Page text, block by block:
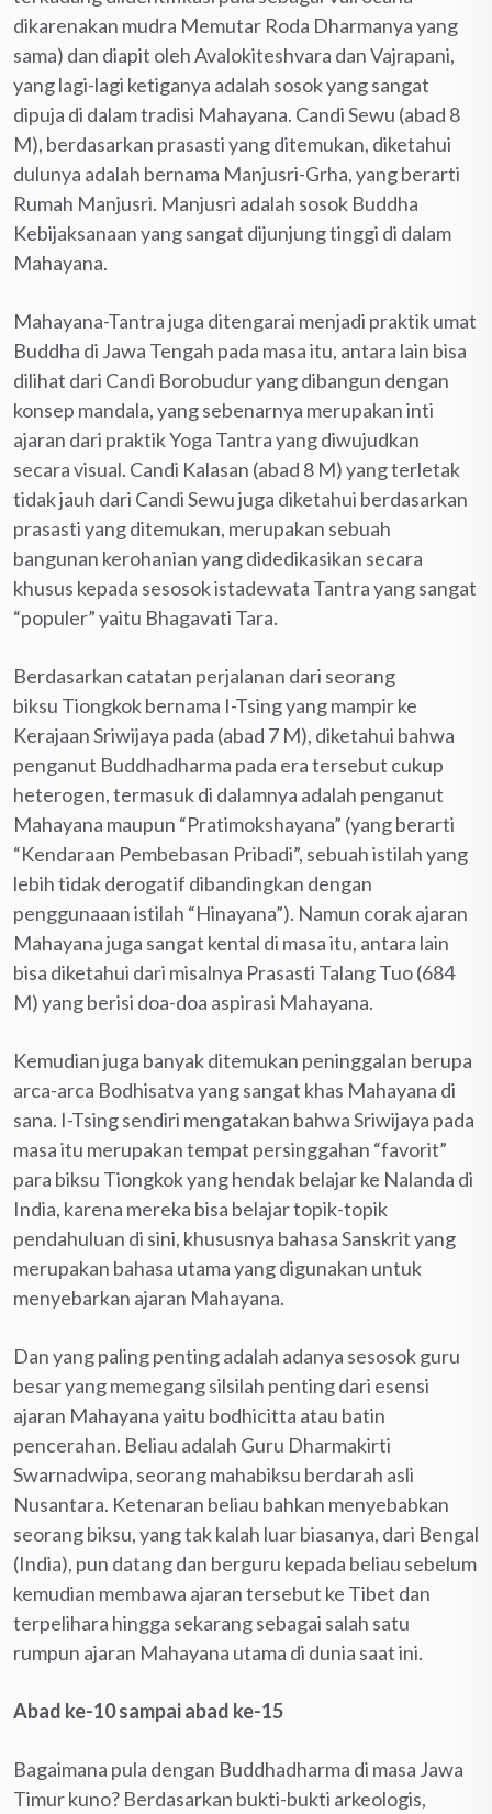
dikarenakan mudra Memutar Roda Dharmanya yang
sama) dan diapit oleh Avalokiteshvara dan Vajrapani,
yang lagi-lagi ketiganya adalah sosok yang sangat
dipuja di dalam tradisi Mahayana. Candi Sewu (abad 8
M), berdasarkan prasasti yang ditemukan, diketahui
dulunya adalah bernama Manjusri-Grha, yang berarti
Rumah Manjusri. Manjusri adalah sosok Buddha
Kebijaksanaan yang sangat dijunjung tinggi di dalam
Mahayana.
Mahayana-Tantra juga ditengarai menjadi praktik umat
Buddha di Jawa Tengah pada masa itu, antara lain bisa
dilihat dari Candi Borobudur yang dibangun dengan
konsep mandala, yang sebenarnya merupakan inti
ajaran dari praktik Yoga Tantra yang diwujudkan
secara visual. Candi Kalasan (abad 8 M) yang terletak
tidak jauh dari Candi Sewu juga diketahui berdasarkan
prasasti yang ditemukan, merupakan sebuah
bangunan kerohanian yang didedikasikan secara
khusus kepada sesosok istadewata Tantra yang sangat
“populer” yaitu Bhagavati Tara.
Berdasarkan catatan perjalanan dari seorang
biksu Tiongkok bernama I-Tsing yang mampir ke
Kerajaan Sriwijaya pada (abad 7 M), diketahui bahwa
penganut Buddhadharma pada era tersebut cukup
heterogen, termasuk di dalamnya adalah penganut
Mahayana maupun “Pratimokshayana” (yang berarti
“Kendaraan Pembebasan Pribadi”, sebuah istilah yang
lebih tidak derogatif dibandingkan dengan
penggunaaan istilah “Hinayana”). Namun corak ajaran
Mahayana juga sangat kental di masa itu, antara lain
bisa diketahui dari misalnya Prasasti Talang Tuo (684
M) yang berisi doa-doa aspirasi Mahayana.
Kemudian juga banyak ditemukan peninggalan berupa
arca-arca Bodhisatva yang sangat khas Mahayana di
sana. I-Tsing sendiri mengatakan bahwa Sriwijaya pada
masa itu merupakan tempat persinggahan “favorit”
para biksu Tiongkok yang hendak belajar ke Nalanda di
India, karena mereka bisa belajar topik-topik
pendahuluan di sini, khususnya bahasa Sanskrit yang
merupakan bahasa utama yang digunakan untuk
menyebarkan ajaran Mahayana.
Dan yang paling penting adalah adanya sesosok guru
besar yang memegang silsilah penting dari esensi
ajaran Mahayana yaitu bodhicitta atau batin
pencerahan. Beliau adalah Guru Dharmakirti
Swarnadwipa, seorang mahabiksu berdarah asli
Nusantara. Ketenaran beliau bahkan menyebabkan
seorang biksu, yang tak kalah luar biasanya, dari Bengal
(India), pun datang dan berguru kepada beliau sebelum
kemudian membawa ajaran tersebut ke Tibet dan
terpelihara hingga sekarang sebagai salah satu
rumpun ajaran Mahayana utama di dunia saat ini.
Abad ke-10 sampai abad ke-15
Bagaimana pula dengan Buddhadharma di masa Jawa
Timur kuno? Berdasarkan bukti-bukti arkeologis,